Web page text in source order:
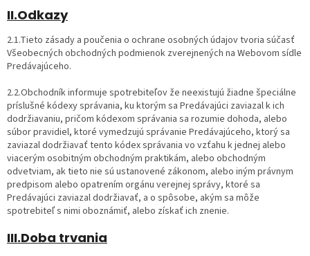
II.Odkazy
2.1.Tieto zásady a poučenia o ochrane osobných údajov tvoria súčasť
Všeobecných obchodných podmienok zverejnených na Webovom sídle
Predávajúceho.
2.2.Obchodník informuje spotrebiteľov že neexistujú žiadne špeciálne
príslušné kódexy správania, ku ktorým sa Predávajúci zaviazal k ich
dodržiavaniu, pričom kódexom správania sa rozumie dohoda, alebo
súbor pravidiel, ktoré vymedzujú správanie Predávajúceho, ktorý sa
zaviazal dodržiavať tento kódex správania vo vzťahu k jednej alebo
viacerým osobitným obchodným praktikám, alebo obchodným
odvetviam, ak tieto nie sú ustanovené zákonom, alebo iným právnym
predpisom alebo opatrením orgánu verejnej správy, ktoré sa
Predávajúci zaviazal dodržiavať, a o spôsobe, akým sa môže
spotrebiteľ s nimi oboznámiť, alebo získať ich znenie.
III.Doba trvania